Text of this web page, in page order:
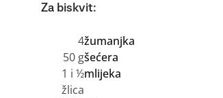
Za biskvit:
4žumanjka
50 gšećera
1 i ½
žlica
mlijeka